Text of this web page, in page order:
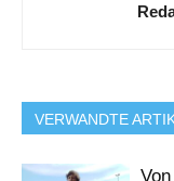
VERWANDTE